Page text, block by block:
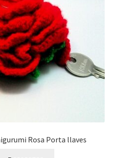
Rosa Porta llaves